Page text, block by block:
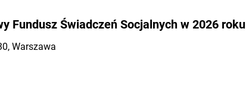
Fundusz Świadczeń Socjalnych w 2026 roku
Warszawa